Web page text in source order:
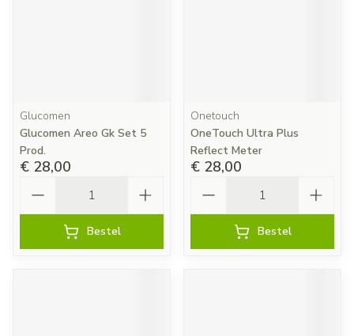
Glucomen
Glucomen Areo Gk Set 5
Prod.
€ 28,00
Bestel
Onetouch
OneTouch Ultra Plus
Reflect Meter
€ 28,00
Bestel